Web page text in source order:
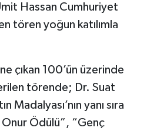
Hassan Cumhuriyet
tören yoğun katılımla
çıkan 100’ün üzerinde
törende; Dr. Suat
Madalyası’nın yanı sıra
Onur Ödülü”, “Genç